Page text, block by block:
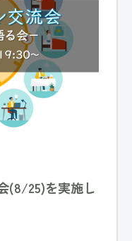
(8/25)を実施し